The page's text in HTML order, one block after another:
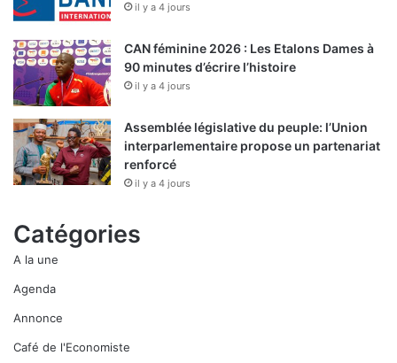
il y a 4 jours
CAN féminine 2026 : Les Etalons Dames à
90 minutes d’écrire l’histoire
il y a 4 jours
Assemblée législative du peuple: l’Union
interparlementaire propose un partenariat
renforcé
il y a 4 jours
Catégories
A la une
Agenda
Annonce
Café de l'Economiste